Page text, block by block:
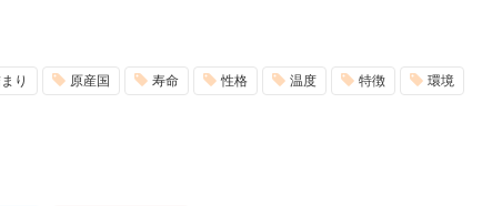
り 原産国 寿命 性格 温度 特徴 環境